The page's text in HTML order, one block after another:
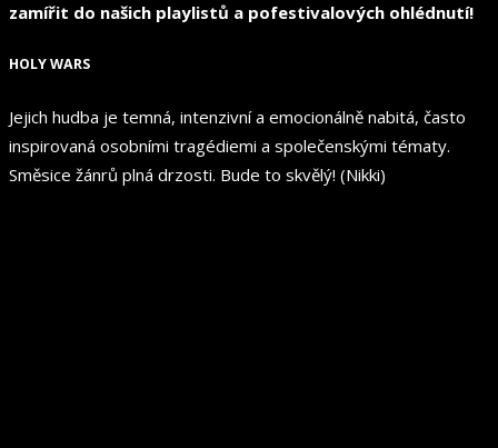
zamířit do našich playlistů a pofestivalových ohlédnutí!
HOLY WARS
Jejich hudba je temná, intenzivní a emocionálně nabitá, často
inspirovaná osobními tragédiemi a společenskými tématy.
Směsice žánrů plná drzosti. Bude to skvělý! (Nikki)